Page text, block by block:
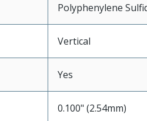
Polyphenylene
Vertical
Yes
0.100" (2.54mm)